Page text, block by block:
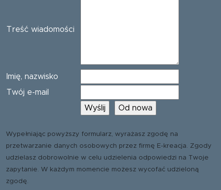
Treść wiadomości
Imię, nazwisko
Twój e-mail
Wypełniając powyższy formularz, wyrażasz zgodę na
przetwarzanie danych osobowych przez firmę E-kreacja. Zgody
udzielasz dobrowolnie w celu udzielenia odpowiedzi na Twoje
zapytanie. W każdym momencie możesz wycofać udzieloną
zgodę.